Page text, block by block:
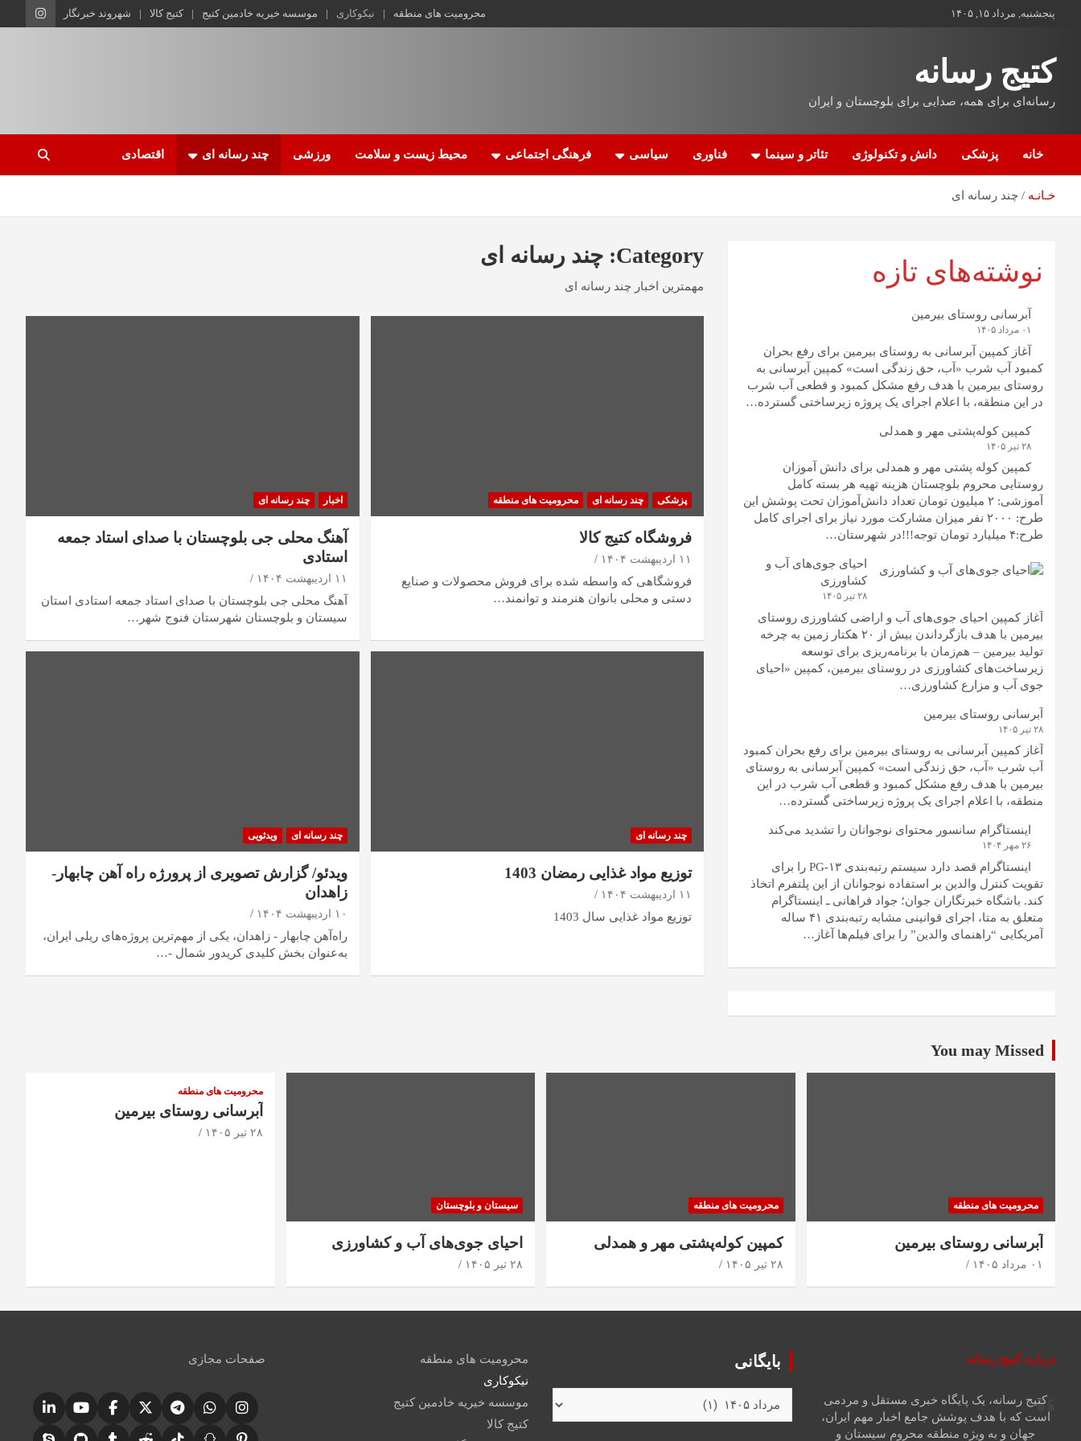
پنجشنبه, مرداد ۱۵, ۱۴۰۵ محرومیت های منطقه نیکوکاری موسسه خیریه خادمین کتیج کتیج کالا شهروند خبرنگار
کتیج رسانه
رسانه‌ای برای همه، صدایی برای بلوچستان و ایران
خانه پزشکی دانش و تکنولوژی تئاتر و سینما فناوری سیاسی فرهنگی اجتماعی محیط زیست و سلامت ورزشی چند رسانه ای اقتصادی
خـانـه چند رسانه ای
Category: چند رسانه ای
مهمترین اخبار چند رسانه ای
پزشکی چند رسانه ای محرومیت های منطقه
فروشگاه کتیج کالا
۱۱ اردیبهشت ۱۴۰۴
فروشگاهی که واسطه شده برای فروش محصولات و صنایع
دستی و محلی بانوان هنرمند و توانمند…
اخبار چند رسانه ای
آهنگ محلی جی بلوچستان با صدای استاد جمعه
استادی
۱۱ اردیبهشت ۱۴۰۴
آهنگ محلی جی بلوچستان با صدای استاد جمعه استادی استان
سیستان و بلوچستان شهرستان فنوج شهر…
چند رسانه ای
توزیع مواد غذایی رمضان 1403
۱۱ اردیبهشت ۱۴۰۴
توزیع مواد غذایی سال 1403
چند رسانه ای ویدئویی
ویدئو/ گزارش تصویری از پرورژه راه آهن چابهار-
زاهدان
۱۰ اردیبهشت ۱۴۰۴
راه‌آهن چابهار - زاهدان، یکی از مهم‌ترین پروژه‌های ریلی ایران،
به‌عنوان بخش کلیدی کریدور شمال -…
نوشته‌های تازه
آبرسانی روستای بیرمین
۰۱ مرداد ۱۴۰۵
آغاز کمپین آبرسانی به روستای بیرمین برای رفع بحران
کمبود آب شرب «آب، حق زندگی است» کمپین آبرسانی به
روستای بیرمین با هدف رفع مشکل کمبود و قطعی آب شرب
در این منطقه، با اعلام اجرای یک پروژه زیرساختی گسترده…
کمپین کوله‌پشتی مهر و همدلی
۲۸ تیر ۱۴۰۵
کمپین کوله‌ پشتی مهر و همدلی برای دانش آموزان
روستایی محروم بلوچستان هزینه تهیه هر بسته کامل
آموزشی: ۲ میلیون تومان تعداد دانش‌آموزان تحت پوشش این
طرح: ۲۰۰۰ نفر میزان مشارکت مورد نیاز برای اجرای کامل
طرح:۴ میلیارد تومان توجه!!!در شهرستان…
احیای جوی‌های آب و
کشاورزی
۲۸ تیر ۱۴۰۵
آغاز کمپین احیای جوی‌های آب و اراضی کشاورزی روستای
بیرمین با هدف بازگرداندن بیش از ۲۰ هکتار زمین به چرخه
تولید بیرمین – هم‌زمان با برنامه‌ریزی برای توسعه
زیرساخت‌های کشاورزی در روستای بیرمین، کمپین «احیای
جوی آب و مزارع کشاورزی…
آبرسانی روستای بیرمین
۲۸ تیر ۱۴۰۵
آغاز کمپین آبرسانی به روستای بیرمین برای رفع بحران کمبود
آب شرب «آب، حق زندگی است» کمپین آبرسانی به روستای
بیرمین با هدف رفع مشکل کمبود و قطعی آب شرب در این
منطقه، با اعلام اجرای یک پروژه زیرساختی گسترده…
اینستاگرام سانسور محتوای نوجوانان را تشدید می‌کند
۲۶ مهر ۱۴۰۴
اینستاگرام قصد دارد سیستم رتبه‌بندی PG-۱۳ را برای
تقویت کنترل والدین بر استفاده نوجوانان از این پلتفرم اتخاذ
کند. باشگاه خبرنگاران جوان؛ جواد فراهانی ـ اینستاگرام
متعلق به متا، اجرای قوانینی مشابه رتبه‌بندی ۴۱ ساله
آمریکایی “راهنمای والدین” را برای فیلم‌ها آغاز…
You may Missed
محرومیت های منطقه
آبرسانی روستای بیرمین
۰۱ مرداد ۱۴۰۵
محرومیت های منطقه
کمپین کوله‌پشتی مهر و همدلی
۲۸ تیر ۱۴۰۵
سیستان و بلوچستان
احیای جوی‌های آب و کشاورزی
۲۸ تیر ۱۴۰۵
محرومیت های منطقه
آبرسانی روستای بیرمین
۲۸ تیر ۱۴۰۵
درباره کتیج رسانه
کتیج رسانه، یک پایگاه خبری مستقل و مردمی
است که با هدف پوشش جامع اخبار مهم ایران،
جهان و به ویژه منطقه محروم سیستان و
بایگانی
محرومیت های منطقه
نیکوکاری
موسسه خیریه خادمین کتیج
کتیج کالا
صفحات مجازی